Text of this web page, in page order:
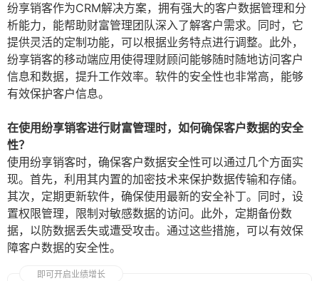
纷享销客作为CRM解决方案，拥有强大的客户数据管理和分
析能力，能帮助财富管理团队深入了解客户需求。同时，它
提供灵活的定制功能，可以根据业务特点进行调整。此外，
纷享销客的移动端应用使得理财顾问能够随时随地访问客户
信息和数据，提升工作效率。软件的安全性也非常高，能够
有效保护客户信息。
在使用纷享销客进行财富管理时，如何确保客户数据的安全
性？
使用纷享销客时，确保客户数据安全性可以通过几个方面实
现。首先，利用其内置的加密技术来保护数据传输和存储。
其次，定期更新软件，确保使用最新的安全补丁。同时，设
置权限管理，限制对敏感数据的访问。此外，定期备份数
据，以防数据丢失或遭受攻击。通过这些措施，可以有效保
障客户数据的安全性。
即可开启业绩增长